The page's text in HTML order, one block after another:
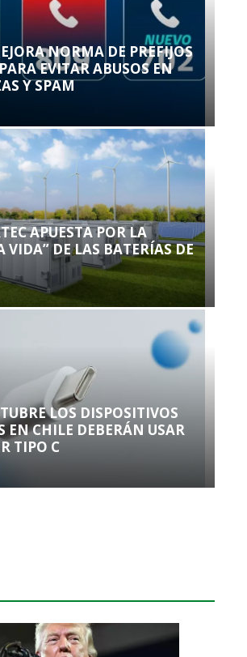
NORMA DE PREFIJOS
EVITAR ABUSOS EN
Y SPAM
APUESTA POR LA
VIDA” DE LAS BATERÍAS DE
LOS DISPOSITIVOS
EN CHILE DEBERÁN USAR
TIPO C